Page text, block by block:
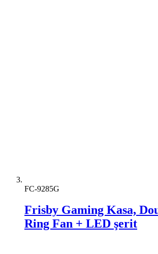
FC-9285G
Frisby Gaming Kasa,
Ring Fan + LED şerit